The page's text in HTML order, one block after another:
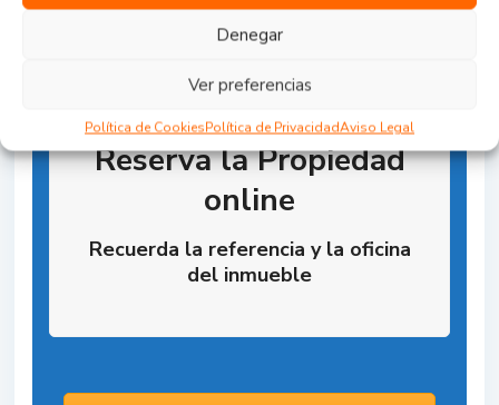
Denegar
Ver preferencias
Política de CookiesPolítica de PrivacidadAviso Legal
Reserva la Propiedad
online
Recuerda la referencia y la oficina
del inmueble